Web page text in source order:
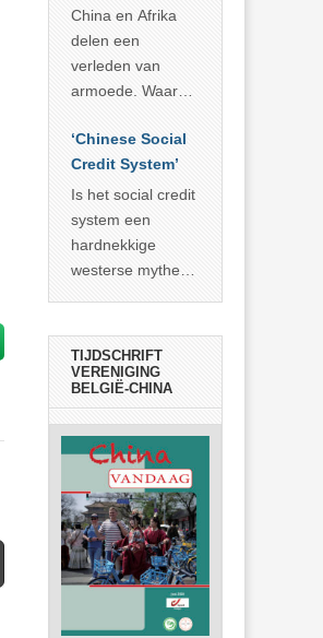
afnam van de
Britse
marxistische
econoom Michael
zien dat
… >> lees meer
Wat Afrika kan
leren van
China’s
economisch
China en Afrika
delen een
verleden van
armoede. Waar
voorbije veertig
jaar in slaagde
meer dan 800
miljoen mensen
uit de armoede
… >> lees meer
‘Chinese Social
Credit System’
Is het social credit
system een
hardnekkige
westerse mythe of
TIJDSCHRIFT
VERENIGING
BELGIË-CHINA